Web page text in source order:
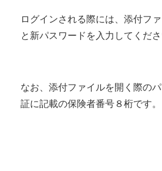
ログインされる際には、添付フ
と新パスワードを入力してくださ
なお、添付ファイルを開く際の
証に記載の保険者番号８桁です。